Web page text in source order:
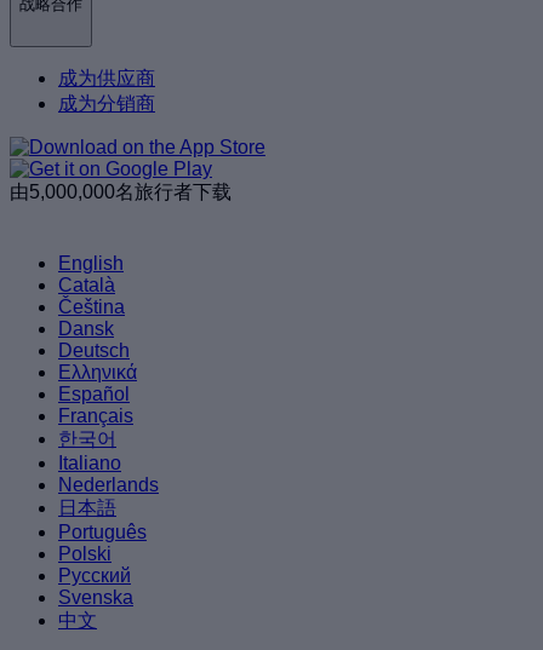
战略合作
成为供应商
成为分销商
由5,000,000名旅行者下载
English
Català
Čeština
Dansk
Deutsch
Ελληνικά
Español
Français
한국어
Italiano
Nederlands
日本語
Português
Polski
Русский
Svenska
中文